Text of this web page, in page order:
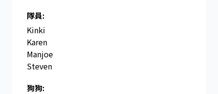
隊員:
Kinki
Karen
Manjoe
Steven
狗狗: